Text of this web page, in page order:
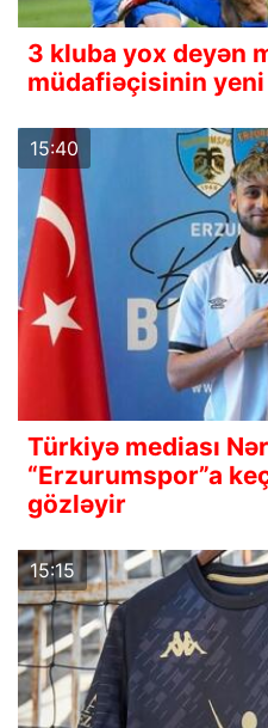
3 kluba yox deyən
müdafiəçisinin yeni
15:40
Türkiyə mediası
“Erzurumspor”a
gözləyir
15:15